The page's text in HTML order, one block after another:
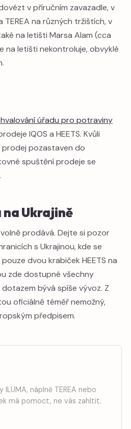
v příručním zavazadle, v
TEREA na různých tržištích, v
na letišti Marsa Alam (cca
na letišti nekontroluje, obvyklé
úřadu pro potraviny
IQOS a HEETS. Kvůli
prodej pozastaven do
spuštění prodeje se
na Ukrajině
prodává. Dejte si pozor
s Ukrajinou, kde se
dvou krabiček HEETS na
zde dostupné všechny
bývá spíše vývoz. Z
oficiálně téměř nemožný,
předpisem.
náplně TEREA nebo
má pomoct, ne vás zahltit.